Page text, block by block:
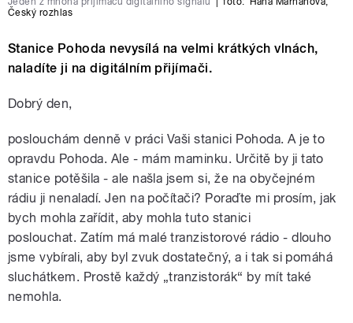
Český rozhlas
Stanice Pohoda nevysílá na velmi krátkých vlnách,
naladíte ji na digitálním přijímači.
Dobrý den,
poslouchám denně v práci Vaši stanici Pohoda. A je to
opravdu Pohoda. Ale - mám maminku. Určitě by ji tato
stanice potěšila - ale našla jsem si, že na obyčejném
rádiu ji nenaladí. Jen na počítači? Poraďte mi prosím, jak
bych mohla zařídit, aby mohla tuto stanici
poslouchat. Zatím má malé tranzistorové rádio - dlouho
jsme vybírali, aby byl zvuk dostatečný, a i tak si pomáhá
sluchátkem. Prostě každý „tranzistorák“ by mít také
nemohla.